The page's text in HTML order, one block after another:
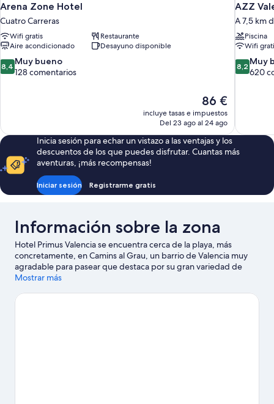
Arena Zone Hotel
Cuatro Carreras
Wifi gratis
Restaurante
Aire acondicionado
Desayuno disponible
8.4
sobre
8,4 Muy bueno
128 comentarios
El
precio
actual
de
86 €
86 €
incluye tasas e impuestos
Del 23 ago al 24 ago
AZZ
A 7,5 km
Piscina
Wifi
8.2
sobre
8,2 Muy
620
Inicia sesión para echar un vistazo a las ventajas y los
descuentos de los que puedes disfrutar. Cuantas más
aventuras, ¡más recompensas!
Iniciar sesión Registrarme gratis
Información sobre la zona
Hotel Primus Valencia se encuentra cerca de la playa, más
concretamente, en Camins al Grau, un barrio de Valencia muy
agradable para pasear que destaca por su gran variedad de
tiendas. Además de visitar lugares emblemáticos como Estadio
turísticas de la talla de Ciudad de las Artes y las Ciencias y
Mostrar más